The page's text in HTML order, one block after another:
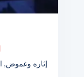
إثاره وغموض,